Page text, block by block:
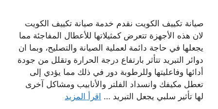
صيانة تكييف الكويت نقدم خدمة صيانة تكييف الكويت
لان هذه الأجهزة تتعرض كمثيلاتها للأعطال المفاجئة مما
يجعلها في حاجة دائمة لعملية الصيانة والتصليح، وبما ان
دوائر التبريد تتأثر بارتفاع درجة الحرارة وتقلل من جودة
أدائها وفاعليتها وللرطوبة دور في ذلك مما يؤدي إلى
تعطل مكيفك وانسداد الفلتر والأنابيب ومشاكل آخرى
لها تأثير سلبي يجعل التبريد … اقرأ المزيد